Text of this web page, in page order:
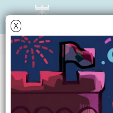
X
TRIBUNA POLÍTICA
PP - Juliol